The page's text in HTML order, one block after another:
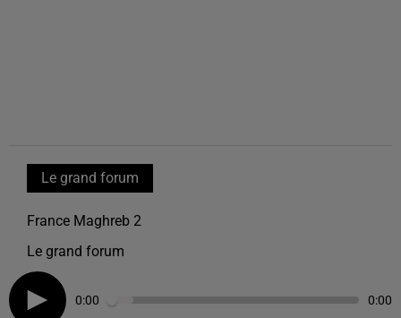
Le grand forum
France Maghreb 2
Le grand forum
0:00 0:00